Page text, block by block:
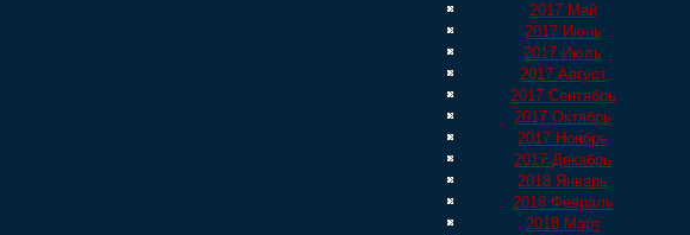
2017 Май
2017 Июнь
2017 Июль
2017 Август
2017 Сентябрь
2017 Октябрь
2017 Ноябрь
2017 Декабрь
2018 Январь
2018 Февраль
2018 Март